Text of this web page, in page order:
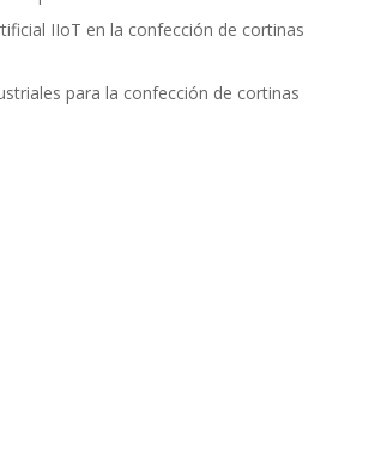
IIoT en la confección de cortinas
para la confección de cortinas